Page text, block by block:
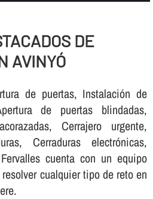
DE
AVINYÓ
de puertas, Instalación de
de puertas blindadas,
Cerrajero urgente,
Cerraduras electrónicas,
cuenta con un equipo
cualquier tipo de reto en